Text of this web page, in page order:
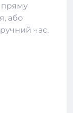
пряму
або
час.